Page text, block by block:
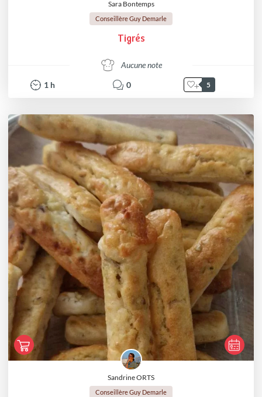
Sara Bontemps
Conseillère Guy Demarle
Tigrés
Aucune note
1 h 0 5
Sandrine ORTS
Conseillère Guy Demarle